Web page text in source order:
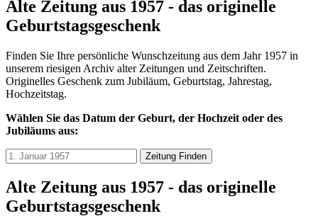
Alte Zeitung aus 1957 - das originelle
Geburtstagsgeschenk
Finden Sie Ihre persönliche Wunschzeitung aus dem Jahr 1957 in
unserem riesigen Archiv alter Zeitungen und Zeitschriften.
Originelles Geschenk zum Jubiläum, Geburtstag, Jahrestag,
Hochzeitstag.
Wählen Sie das Datum der Geburt, der Hochzeit oder des
Jubiläums aus:
Zeitung Finden
Alte Zeitung aus 1957 - das originelle
Geburtstagsgeschenk